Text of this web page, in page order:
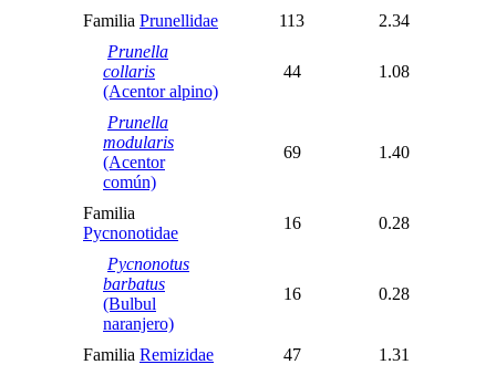
Familia Prunellidae 113
2.34
Prunella
collaris
(Acentor alpino)
44 1.08
Prunella
modularis
(Acentor
común)
69 1.40
Familia
Pycnonotidae
16 0.28
Pycnonotus
barbatus
(Bulbul
naranjero)
16 0.28
Familia Remizidae 47
1.31